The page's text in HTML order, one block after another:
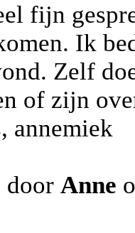
fijn
Ik
Zelf
of zijn
annemiek
door Anne